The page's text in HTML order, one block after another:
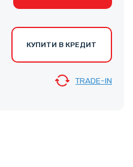
КУПИТИ В КРЕДИТ
TRADE-IN